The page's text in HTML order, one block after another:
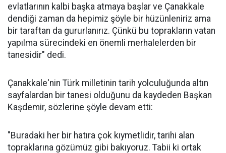
evlatlarının kalbi başka atmaya başlar ve Çanakkale
dendiği zaman da hepimiz şöyle bir hüzünleniriz ama
bir taraftan da gururlanırız. Çünkü bu toprakların vatan
yapılma sürecindeki en önemli merhalelerden bir
tanesidir" dedi.
Çanakkale'nin Türk milletinin tarih yolculuğunda altın
sayfalardan bir tanesi olduğunu da kaydeden Başkan
Kaşdemir, sözlerine şöyle devam etti:
"Buradaki her bir hatıra çok kıymetlidir, tarihi alan
topraklarına gözümüz gibi bakıyoruz. Tabii ki ortak